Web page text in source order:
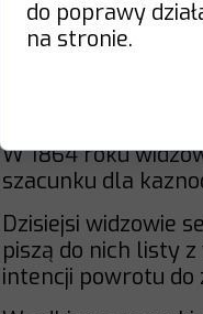
wpływa
posługuje się twórca.
W 1860 roku
W 1864 roku
szacunku dla
Dzisiejsi widzowie
piszą do nich listy
intencji powrotu
do poprawy
na stronie.